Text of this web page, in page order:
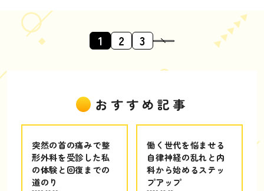
1 2 3
おすすめ記事
突然の首の痛みで整
形外科を受診した私
の体験と回復までの
道のり
働く世代を悩ませる
自律神経の乱れと内
科から始めるステッ
プアップ